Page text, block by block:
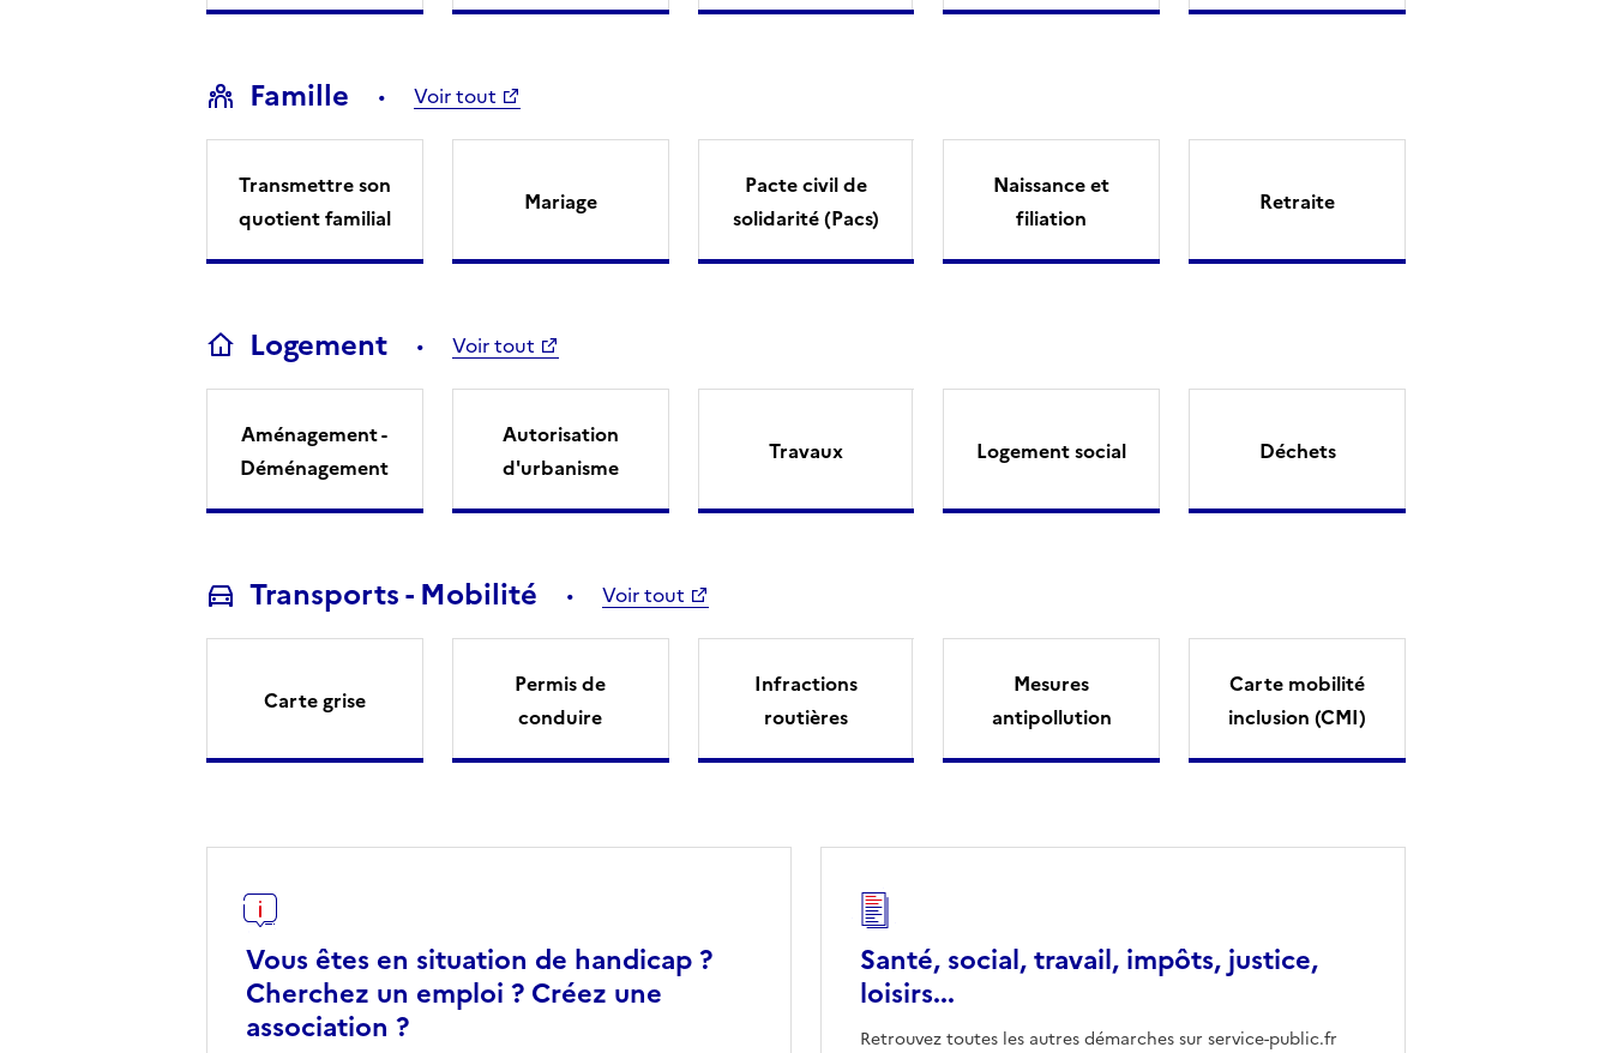
Famille Voir tout
Transmettre son
quotient familial
Mariage
Pacte civil de
solidarité (Pacs)
Naissance et
filiation
Retraite
Logement Voir tout
Aménagement -
Déménagement
Autorisation
d'urbanisme
Travaux Logement social Déchets
Transports - Mobilité Voir tout
Carte grise
Permis de
conduire
Infractions
routières
Mesures
antipollution
Carte mobilité
inclusion (CMI)
Vous êtes en situation de handicap ?
Cherchez un emploi ? Créez une
association ?
Santé, social, travail, impôts, justice,
loisirs...
Retrouvez toutes les autres démarches sur service-public.fr